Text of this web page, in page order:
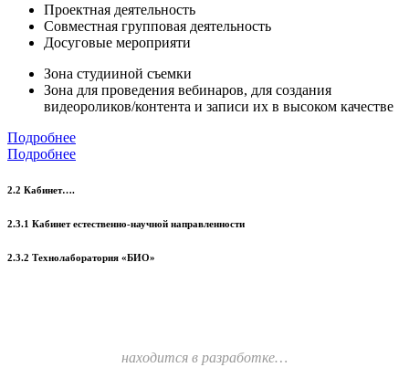
Проектная деятельность
Совместная групповая деятельность
Досуговые мероприяти
Зона студииной съемки
Зона для проведения вебинаров, для создания
видеороликов/контента и записи их в высоком качестве
Подробнее
Подробнее
2.2 Кабинет….
2.3.1 Кабинет естественно-научной направленности
2.3.2 Технолаборатория «БИО»
находится в разработке…